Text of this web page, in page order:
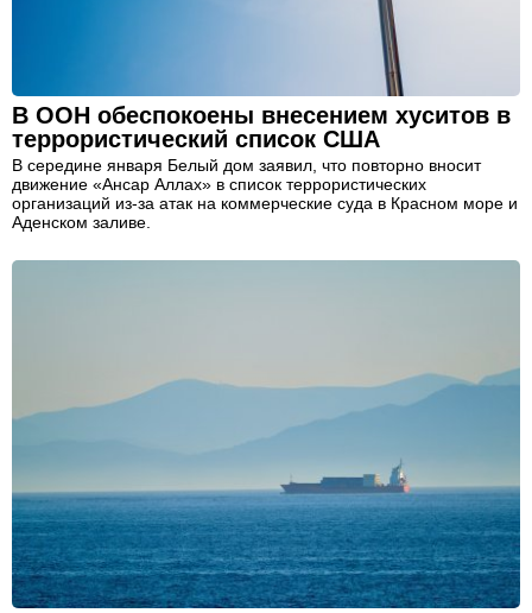
В ООН обеспокоены внесением хуситов в
террористический список США
В середине января Белый дом заявил, что повторно вносит
движение «Ансар Аллах» в список террористических
организаций из-за атак на коммерческие суда в Красном море и
Аденском заливе.